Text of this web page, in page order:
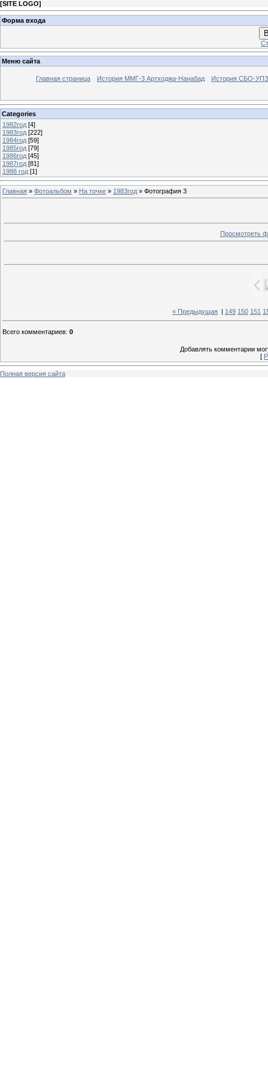
[SITE LOGO]
Форма входа
Меню сайта
Главная страница История ММГ-3 Артходжа-Нанабад История СБО-УПЗ
Categories
1982год [4]
1983год [222]
1984год [59]
1985год [79]
1986год [45]
1987год [81]
1988 год [1]
Главная » Фотоальбом » На точке » 1983год » Фотография 3
Просмотреть
« Предыдущая 149 150 151
Всего комментариев: 0
Добавлять комментарии
[
Полная версия сайта